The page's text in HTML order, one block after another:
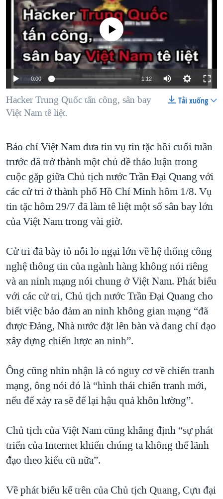
"Tìm"NGƯỜI VIỆT HẢI NGOẠI
ĐỜI SỐNG
KINH TẾ
KHOA HỌC
SỨC KHOẺ
VĂN HOÁ
THỂ THAO
TẠI
HÀNH TRÌNH BẦU CỬ 2024
MỘT NĂM CHIẾN TRANH TẠI DẢI GAZA
GIẢI MÃ VÀNH ĐAI & CON ĐƯỜNG
NGÀY TỊ NẠN THẾ GIỚI
GROUND ZERO – XƯA VÀ NAY
CÁC GIÁ TRỊ CỘNG HÒA Ở VIỆT NAM
THƯỢNG ĐỈNH TRUMP-KIM TẠI VIỆT NAM
TRỊNH VĨNH BÌNH VS. CHÍNH PHỦ VIỆT NAM
NGƯ DÂN VIỆT VÀ LÀN SÓNG TRỘM HẢI SÂM
BÊN KIA QUỐC LỘ: TIẾNG VỌNG TỪ NÔNG THÔN MỸ
VIDEO
NGHE
MẠNG XÃ HỘI
Ngôn ngữ khác
No media source currently available
0:00 1:12
Tải xuống
Hacker Trung Quốc tấn công, sân bay
Việt Nam tê liệt.
Báo chí Việt Nam đưa tin vụ tin tặc hồi cuối tuần
trước đã trở thành một chủ đề thảo luận trong
cuộc gặp giữa Chủ tịch nước Trần Đại Quang với
các cử tri ở thành phố Hồ Chí Minh hôm 1/8. Vụ
tin tặc hôm 29/7 đã làm tê liệt một số sân bay lớn
của Việt Nam trong vài giờ.
Cử tri đã bày tỏ nỗi lo ngại lớn về hệ thống công
nghệ thông tin của ngành hàng không nói riêng
và an ninh mạng nói chung ở Việt Nam. Phát biểu
với các cử tri, Chủ tịch nước Trần Đại Quang cho
biết việc bảo đảm an ninh không gian mạng “đã
được Đảng, Nhà nước đặt lên bàn và đang chỉ đạo
xây dựng chiến lược an ninh”.
Ông cũng nhìn nhận là có nguy cơ về chiến tranh
mạng, ông nói đó là “hình thái chiến tranh mới,
nếu để xảy ra sẽ để lại hậu quả khôn lường”.
Chủ tịch của Việt Nam cũng khẳng định “sự phát
triển của Internet khiến chúng ta không thể lãnh
đạo theo kiểu cũ nữa”.
Về phát biểu kể trên của Chủ tịch Quang, Cựu đại